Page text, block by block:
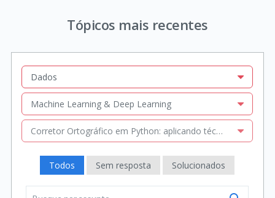
Tópicos mais recentes
Dados
Machine Learning & Deep Learning
Corretor Ortográfico em Python: aplicando técnicas de NLP
Todos Sem resposta Solucionados